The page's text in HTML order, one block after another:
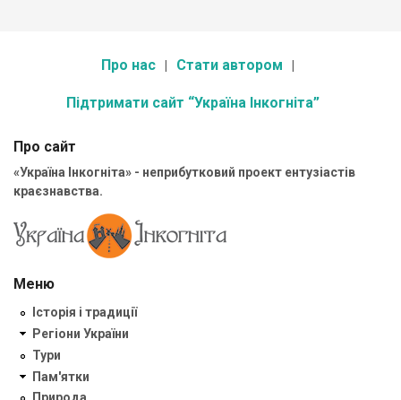
Про нас Стати автором
Підтримати сайт “Україна Інкогніта”
Про сайт
«Україна Інкогніта» - неприбутковий проект ентузіастів
краєзнавства.
Меню
Історія і традиції
Регіони України
Тури
Пам'ятки